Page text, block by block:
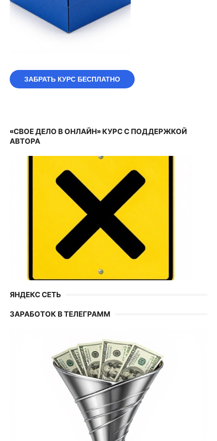
ЗАБРАТЬ КУРС БЕСПЛАТНО
«СВОЕ ДЕЛО В ОНЛАЙН» КУРС С ПОДДЕРЖКОЙ
АВТОРА
ЯНДЕКС СЕТЬ
ЗАРАБОТОК В ТЕЛЕГРАММ